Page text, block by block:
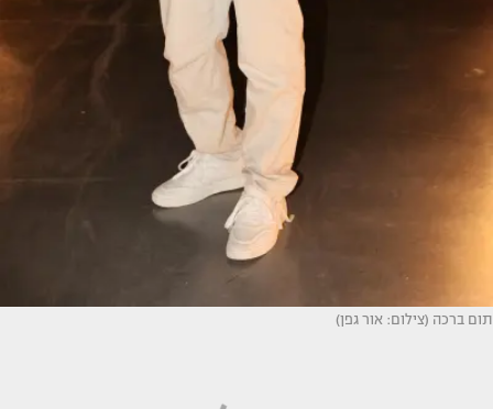
תום ברכה (צילום: אור גפן)